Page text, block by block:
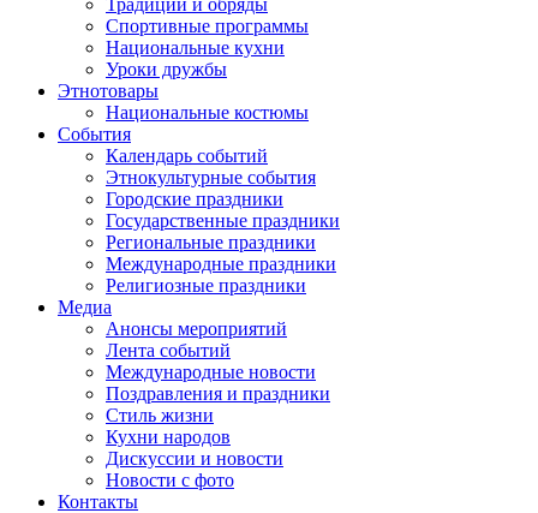
Традиции и обряды
Спортивные программы
Национальные кухни
Уроки дружбы
Этнотовары
Национальные костюмы
События
Календарь событий
Этнокультурные события
Городские праздники
Государственные праздники
Региональные праздники
Международные праздники
Религиозные праздники
Медиа
Анонсы мероприятий
Лента событий
Международные новости
Поздравления и праздники
Cтиль жизни
Кухни народов
Дискуссии и новости
Новости с фото
Контакты